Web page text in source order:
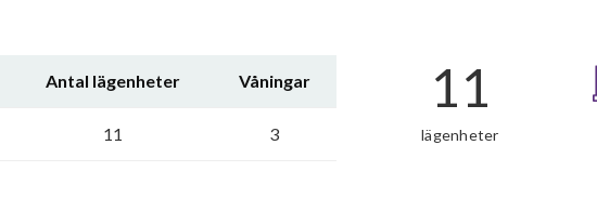
Antal lägenheter Våningar
11 3
11
lägenheter